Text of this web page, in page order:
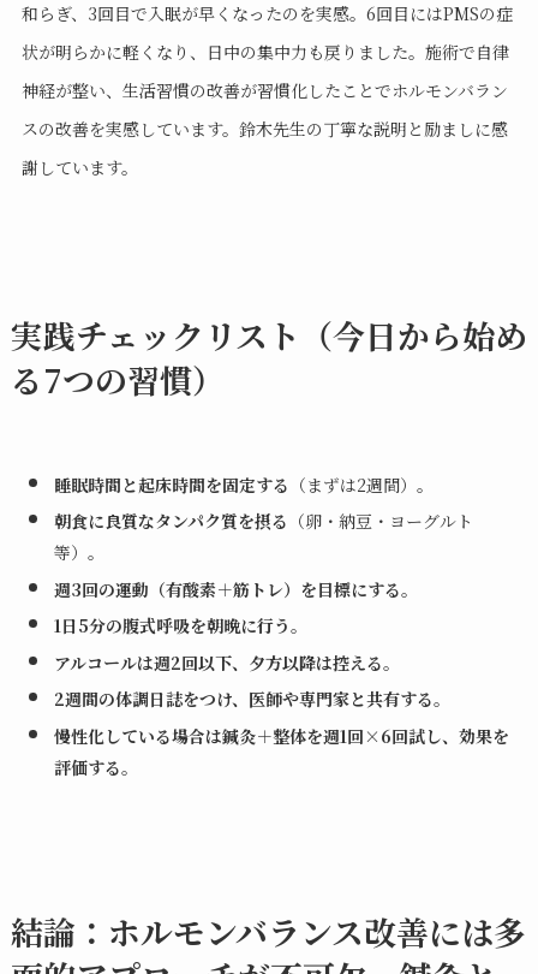
和らぎ、3回目で入眠が早くなったのを実感。6回目にはPMSの症
状が明らかに軽くなり、日中の集中力も戻りました。施術で自律
神経が整い、生活習慣の改善が習慣化したことでホルモンバラン
スの改善を実感しています。鈴木先生の丁寧な説明と励ましに感
謝しています。
実践チェックリスト（今日から始め
る7つの習慣）
睡眠時間と起床時間を固定する （まずは2週間）。
朝食に良質なタンパク質を摂る （卵・納豆・ヨーグルト
等）。
週3回の運動（有酸素＋筋トレ）を目標にする。
1日5分の腹式呼吸を朝晩に行う。
アルコールは週2回以下、夕方以降は控える。
2週間の体調日誌をつけ、医師や専門家と共有する。
慢性化している場合は鍼灸＋整体を週1回×6回試し、効果を
評価する。
結論：ホルモンバランス改善には多